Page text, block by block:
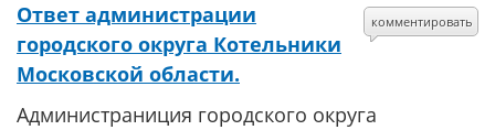
комментировать
Ответ администрации
городского округа Котельники
Московской области.
Администраниция городского округа